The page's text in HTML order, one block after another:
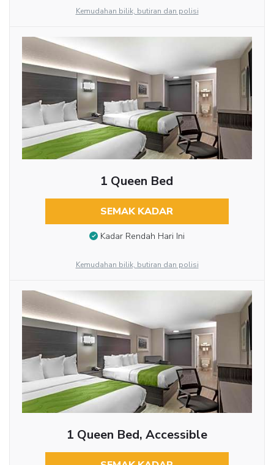
Kemudahan bilik, butiran dan polisi
1 Queen Bed
SEMAK KADAR
Kadar Rendah Hari Ini
Kemudahan bilik, butiran dan polisi
1 Queen Bed, Accessible